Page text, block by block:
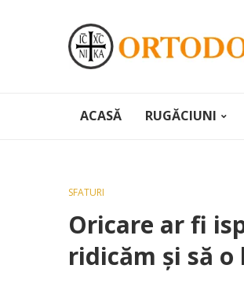
ACASĂ RUGĂCIUNI
SFATURI
Oricare ar fi
ridicăm şi să